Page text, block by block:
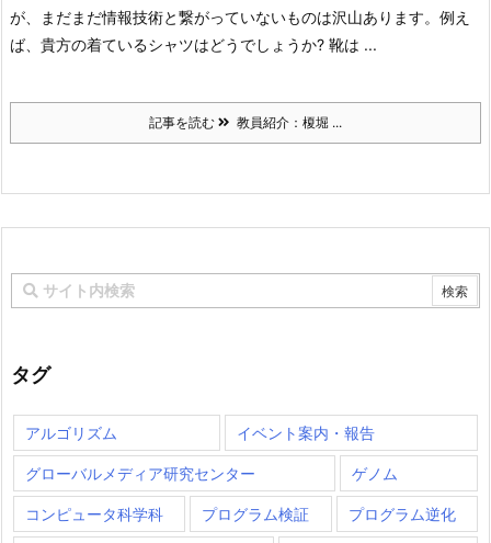
が、まだまだ情報技術と繋がっていないものは沢山あります。例え
ば、貴方の着ているシャツはどうでしょうか? 靴は ...
記事を読む 教員紹介：榎堀 ...
タグ
アルゴリズム イベント案内・報告
グローバルメディア研究センター ゲノム
コンピュータ科学科 プログラム検証 プログラム逆化